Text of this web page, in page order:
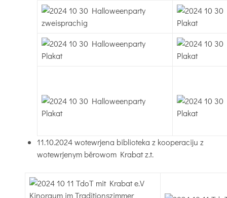
11.10.2024 wotewrjena biblioteka z kooperaciju z
wotewrjenym běrowom Krabat z.t.